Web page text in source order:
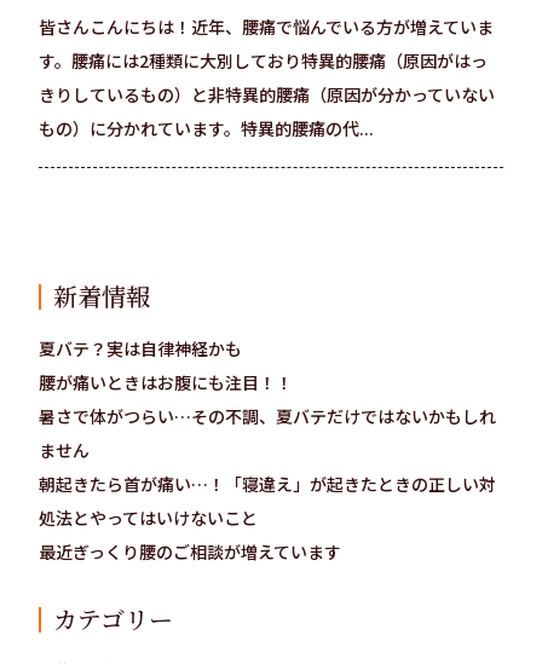
皆さんこんにちは！近年、腰痛で悩んでいる方が増えていま
す。腰痛には2種類に大別しており特異的腰痛（原因がはっ
きりしているもの）と非特異的腰痛（原因が分かっていない
もの）に分かれています。特異的腰痛の代...
新着情報
夏バテ？実は自律神経かも
腰が痛いときはお腹にも注目！！
暑さで体がつらい…その不調、夏バテだけではないかもしれ
ません
朝起きたら首が痛い…！「寝違え」が起きたときの正しい対
処法とやってはいけないこと
最近ぎっくり腰のご相談が増えています
カテゴリー